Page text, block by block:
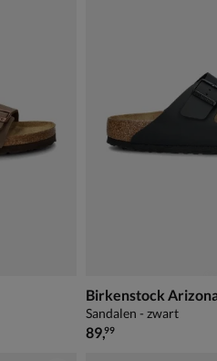
Birkenstock
Sandalen - zwart
€ 89,99
89,99